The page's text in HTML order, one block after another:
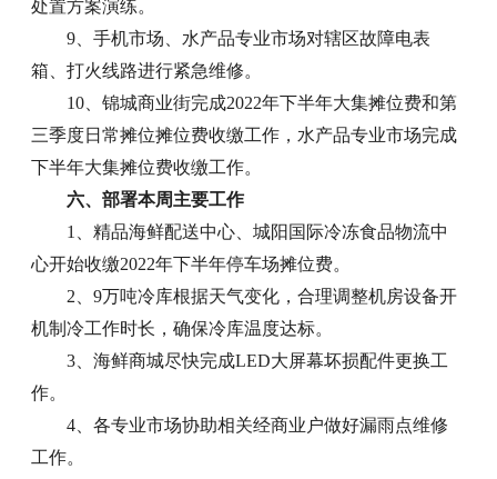
处置方案演练。
9、手机市场、水产品专业市场对辖区故障电表
箱、打火线路进行紧急维修。
10、锦城商业街完成2022年下半年大集摊位费和第
三季度日常摊位摊位费收缴工作，水产品专业市场完成
下半年大集摊位费收缴工作。
六、部署本周主要工作
1、精品海鲜配送中心、城阳国际冷冻食品物流中
心开始收缴2022年下半年停车场摊位费。
2、9万吨冷库根据天气变化，合理调整机房设备开
机制冷工作时长，确保冷库温度达标。
3、海鲜商城尽快完成LED大屏幕坏损配件更换工
作。
4、各专业市场协助相关经商业户做好漏雨点维修
工作。